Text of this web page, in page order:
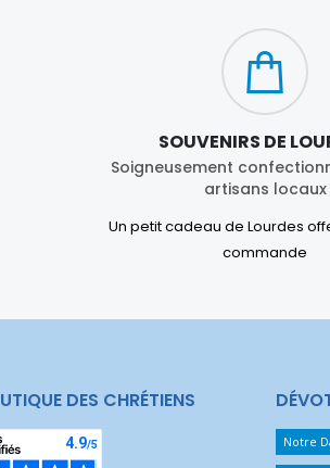
SOUVENIRS DE
Soigneusement
artisans locaux
Un petit cadeau de Lourdes
commande
DES CHRÉTIENS
Notre